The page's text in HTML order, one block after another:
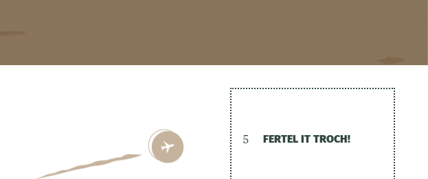
5 FERTEL IT TROCH!